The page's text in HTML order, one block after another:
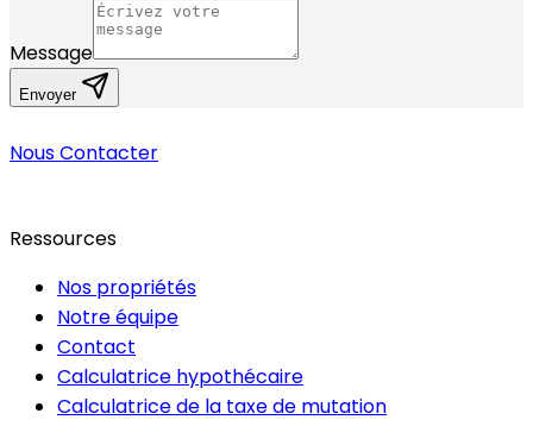
Message
Envoyer
Nous Contacter
Ressources
Nos propriétés
Notre équipe
Contact
Calculatrice hypothécaire
Calculatrice de la taxe de mutation